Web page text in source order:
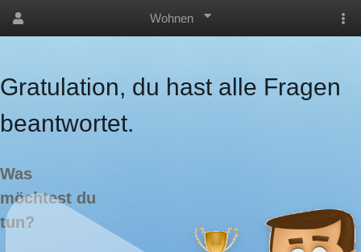
Wohnen
Gratulation, du hast alle Fragen
beantwortet.
Was
möchtest du
tun?